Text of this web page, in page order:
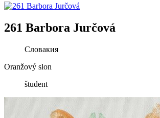
261 Barbora Jurčová
Словакия
Oranžový slon
študent